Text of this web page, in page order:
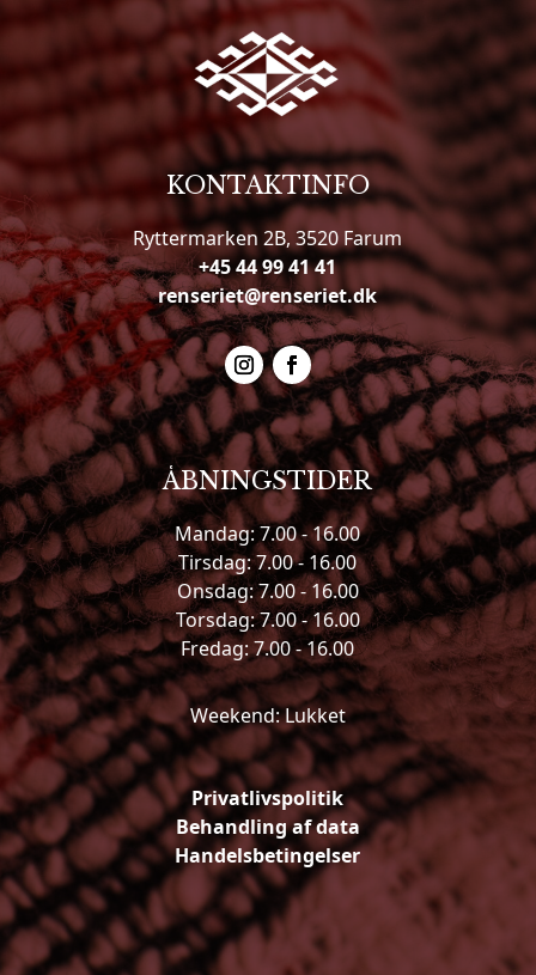
KONTAKTINFO
Ryttermarken 2B, 3520 Farum
+45 44 99 41 41
renseriet@renseriet.dk
ÅBNINGSTIDER
Mandag: 7.00 - 16.00
Tirsdag: 7.00 - 16.00
Onsdag: 7.00 - 16.00
Torsdag: 7.00 - 16.00
Fredag: 7.00 - 16.00
Weekend: Lukket
Privatlivspolitik
Behandling af data
Handelsbetingelser